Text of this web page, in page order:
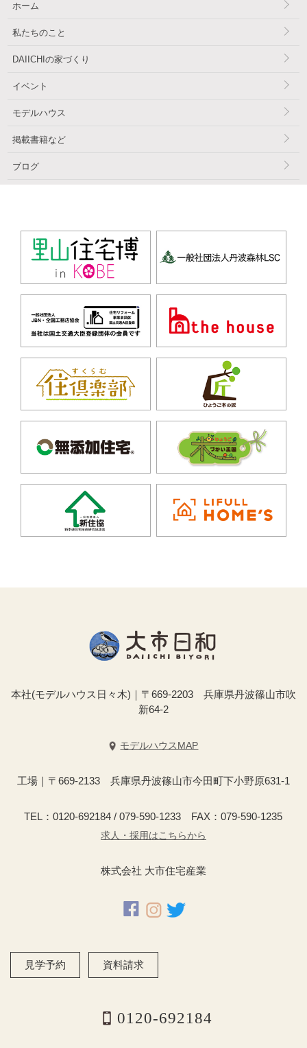
ホーム
私たちのこと
DAIICHIの家づくり
イベント
モデルハウス
掲載書籍など
ブログ
本社(モデルハウス日々木)｜〒669-2203 兵庫県丹波篠山市吹
新64-2
モデルハウスMAP
工場｜〒669-2133 兵庫県丹波篠山市今田町下小野原631-1
TEL：0120-692184 / 079-590-1233 FAX：079-590-1235
求人・採用はこちらから
株式会社 大市住宅産業
見学予約 資料請求
0120-692184